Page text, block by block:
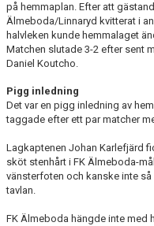
på hemmaplan. Efter att
Älmeboda/Linnaryd kvitterat i
halvleken kunde hemmalaget
Matchen slutade 3-2 efter sent
Daniel Koutcho.
Pigg inledning
Det var en pigg inledning av
taggade efter ett par matcher
Lagkaptenen Johan Karlefjärd
sköt stenhårt i FK Älmeboda-
vänsterfoten och kanske inte så
tavlan.
FK Älmeboda hängde inte med